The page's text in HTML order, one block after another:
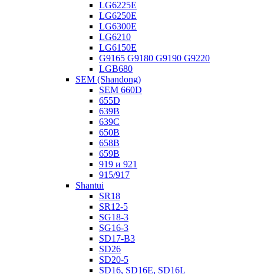
LG6225E
LG6250E
LG6300E
LG6210
LG6150E
G9165 G9180 G9190 G9220
LGB680
SEM (Shandong)
SEM 660D
655D
639B
639С
650B
658B
659B
919 и 921
915/917
Shantui
SR18
SR12-5
SG18-3
SG16-3
SD17-B3
SD26
SD20-5
SD16, SD16E, SD16L